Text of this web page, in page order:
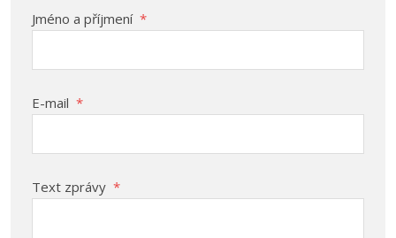
Jméno a příjmení *
E-mail *
Text zprávy *